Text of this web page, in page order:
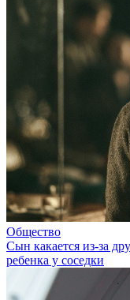
Общество
Сын какается из-за
ребенка у соседки